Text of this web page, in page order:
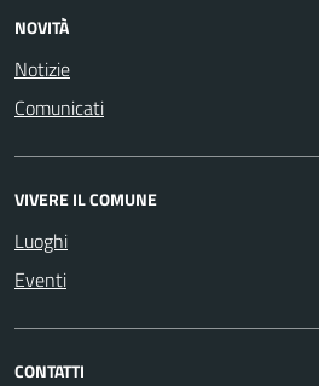
NOVITÀ
Notizie
Comunicati
VIVERE IL COMUNE
Luoghi
Eventi
CONTATTI